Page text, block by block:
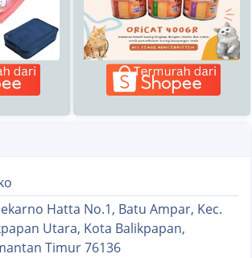
Hatta No.1, Batu Ampar, Kec.
Utara, Kota Balikpapan,
Timur 76136